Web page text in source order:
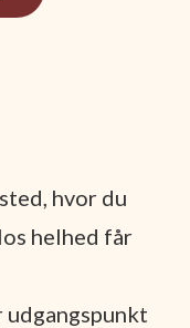
hvor du
helhed får